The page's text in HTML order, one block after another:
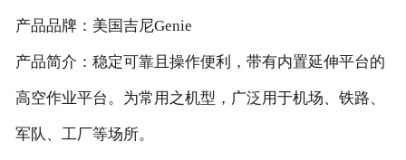
剪叉型高空作业平台
曲臂型高空作业平台
产品品牌：美国吉尼Genie
产品简介：稳定可靠且操作便利，带有内置延伸平台的
高空作业平台。为常用之机型，广泛用于机场、铁路、
军队、工厂等场所。